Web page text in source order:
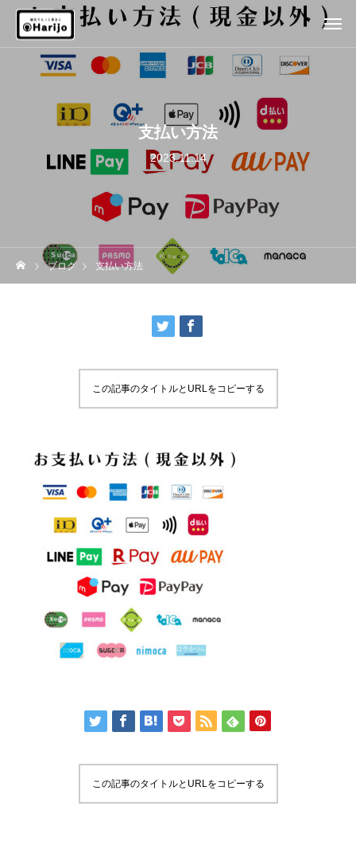
支払い方法
2023.11.14
ブログ 支払い方法
この記事のタイトルとURLをコピーする
この記事のタイトルとURLをコピーする